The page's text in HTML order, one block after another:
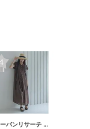
アーバンリサーチ サニーレーベル